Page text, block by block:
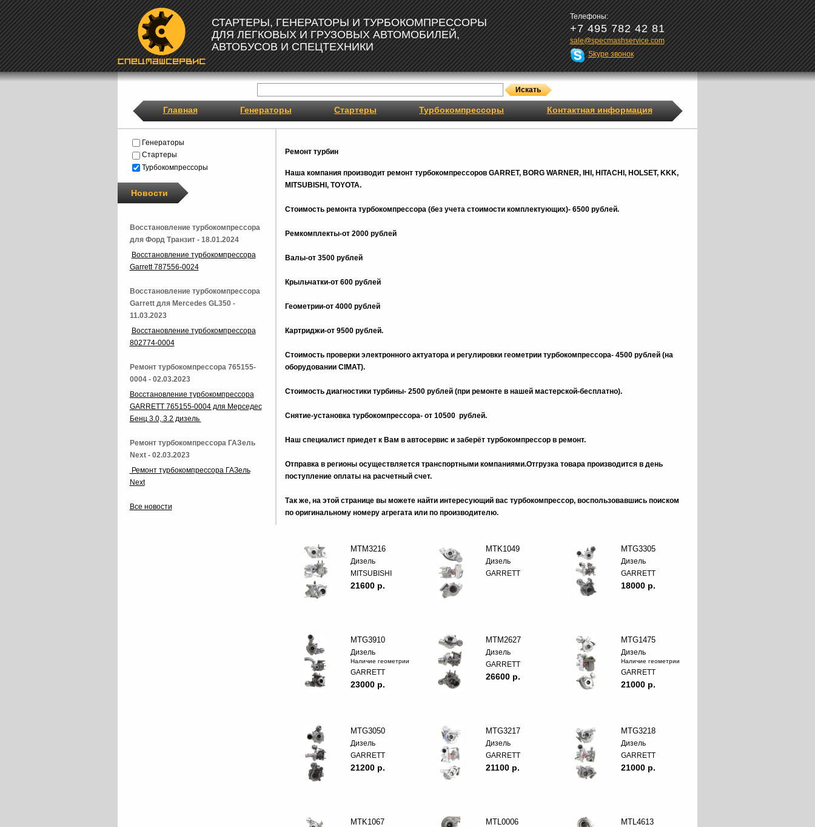
СТАРТЕРЫ, ГЕНЕРАТОРЫ И ТУРБОКОМПРЕССОРЫ
ДЛЯ ЛЕГКОВЫХ И ГРУЗОВЫХ АВТОМОБИЛЕЙ,
АВТОБУСОВ И СПЕЦТЕХНИКИ
Телефоны:
+7 495 782 42 81
sale@specmashservice.com
Skype звонок
Главная Генераторы Стартеры Турбокомпрессоры Контактная информация
Ремонт турбин
Наша компания производит ремонт турбокомпрессоров GARRET, BORGWARNER, IHI, HITACHI, HOLSET, KKK,
MITSUBISHI, TOYOTA.
Стоимость ремонта турбокомпрессора (без учета стоимости комплектующих)- 6500 рублей.
Ремкомплекты-от 2000 рублей
Валы-от 3500 рублей
Крыльчатки-от 600 рублей
Геометрии-от 4000 рублей
Картриджи-от 9500 рублей.
Стоимость проверки электронного актуатора и регулировки геометрии турбокомпрессора- 4500 рублей (на
оборудовании CIMAT).
Стоимость диагностики турбины- 2500 рублей (при ремонте в нашей мастерской-бесплатно).
Снятие-установка турбокомпрессора- от 10500 рублей.
Наш специалист приедет к Вам в автосервис и заберёт турбокомпрессор в ремонт.
Отправка в регионы осуществляется транспортными компаниями.Отгрузка товара производится в день
поступление оплаты на расчетный счет.
Tак же, на этой странице вы можете найти интересующий вас турбокомпрессор, воспользовавшись поиском
по оригинальному номеру агрегата или по производителю.
MTM3216
Дизель
MITSUBISHI
21600 p.
MTK1049
Дизель
GARRETT
MTG3305
Дизель
GARRETT
18000 p.
MTG3910
Дизель
Наличие геометрии
GARRETT
23000 p.
MTM2627
Дизель
GARRETT
26600 p.
MTG1475
Дизель
Наличие геометрии
GARRETT
21000 p.
MTG3050
Дизель
GARRETT
21200 p.
MTG3217
Дизель
GARRETT
21100 p.
MTG3218
Дизель
GARRETT
21000 p.
MTK1067 MTL0006 MTL4613
Генераторы
Стартеры
Турбокомпрессоры
Новости
Восстановление турбокомпрессора
для Форд Транзит - 18.01.2024
Восстановление турбокомпрессора
Garrett 787556-0024
Восстановление турбокомпрессора
Garrett для Mercedes GL350 -
11.03.2023
Восстановление турбокомпрессора
802774-0004
Ремонт турбокомпрессора 765155-
0004 - 02.03.2023
Восстановление турбокомпрессора
GARRETT 765155-0004 для Мерседес
Бенц 3.0, 3.2 дизель
Ремонт турбокомпрессора ГАЗель
Next - 02.03.2023
Ремонт турбокомпрессора ГАЗель
Next
Все новости